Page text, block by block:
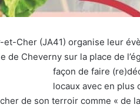
Cher (JA41) organise leur
Cheverny sur la place de
façon de faire
locaux avec en plus
de son terroir comme « de